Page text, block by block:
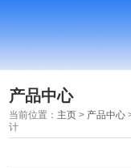
产品中心
当前位置： 主页 > 产品中心
计